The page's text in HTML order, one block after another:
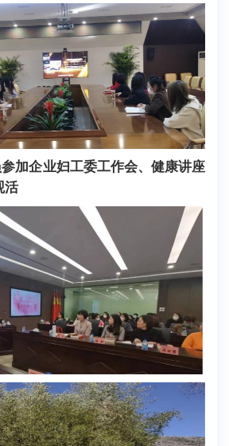
加企业妇工委工作会、健康讲座
活